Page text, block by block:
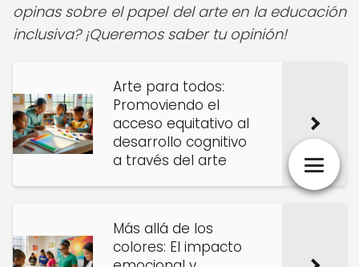
opinas sobre el papel del arte en la educación
inclusiva? ¡Queremos saber tu opinión!
Arte para todos:
Promoviendo el
acceso equitativo al
desarrollo cognitivo
a través del arte
Más allá de los
colores: El impacto